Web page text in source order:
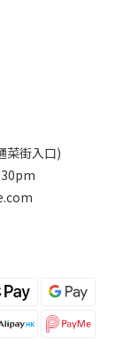
菜街入口)